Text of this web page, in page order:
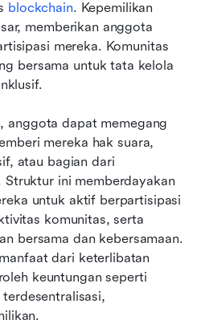
blockchain. Kepemilikan
memberikan anggota
mereka. Komunitas
bersama untuk tata kelola
anggota dapat memegang
mereka hak suara,
atau bagian dari
Struktur ini memberdayakan
untuk aktif berpartisipasi
komunitas, serta
bersama dan kebersamaan.
dari keterlibatan
keuntungan seperti